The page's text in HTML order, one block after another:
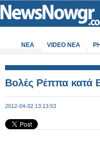
ΝΕΑ VIDEO NEA
Βολές Ρέππα κατά
2012-04-02 13:13:53